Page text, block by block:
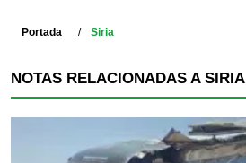
Portada Siria
NOTAS RELACIONADAS A SIRIA